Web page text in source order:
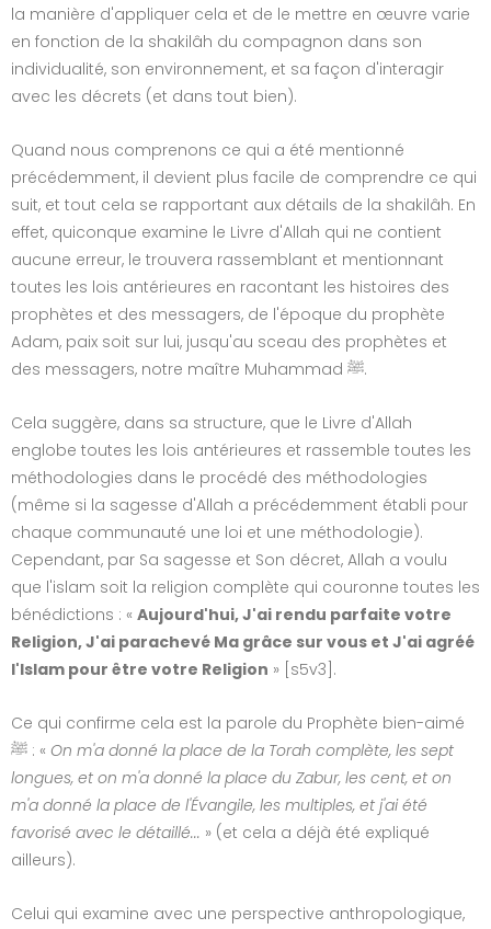
la manière d'appliquer cela et de le mettre en œuvre varie
en fonction de la shakilâh du compagnon dans son
individualité, son environnement, et sa façon d'interagir
avec les décrets (et dans tout bien).
Quand nous comprenons ce qui a été mentionné
précédemment, il devient plus facile de comprendre ce qui
suit, et tout cela se rapportant aux détails de la shakilâh. En
effet, quiconque examine le Livre d'Allah qui ne contient
aucune erreur, le trouvera rassemblant et mentionnant
toutes les lois antérieures en racontant les histoires des
prophètes et des messagers, de l'époque du prophète
Adam, paix soit sur lui, jusqu'au sceau des prophètes et
des messagers, notre maître Muhammad ﷺ.
Cela suggère, dans sa structure, que le Livre d'Allah
englobe toutes les lois antérieures et rassemble toutes les
méthodologies dans le procédé des méthodologies
(même si la sagesse d'Allah a précédemment établi pour
chaque communauté une loi et une méthodologie).
Cependant, par Sa sagesse et Son décret, Allah a voulu
que l'islam soit la religion complète qui couronne toutes les
bénédictions : « Aujourd'hui, J'ai rendu parfaite votre
Religion, J'ai parachevé Ma grâce sur vous et J'ai agréé
l'Islam pour être votre Religion » [s5v3].
Ce qui confirme cela est la parole du Prophète bien-aimé
ﷺ : « On m'a donné la place de la Torah complète, les sept
longues, et on m'a donné la place du Zabur, les cent, et on
m'a donné la place de l'Évangile, les multiples, et j'ai été
favorisé avec le détaillé... » (et cela a déjà été expliqué
ailleurs).
Celui qui examine avec une perspective anthropologique,